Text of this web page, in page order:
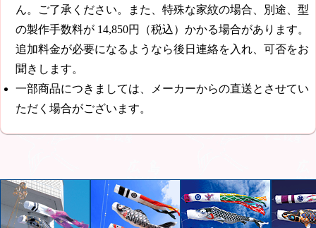
ん。ご了承ください。また、特殊な家紋の場合、別途、型
の製作手数料が 14,850円（税込） かかる場合があります。
追加料金が必要になるようなら後日連絡を入れ、可否をお
聞きします。
一部商品につきましては、メーカーからの直送とさせてい
ただく場合がございます。